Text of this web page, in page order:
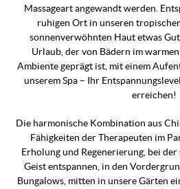
Massageart angewandt werden.
ruhigen Ort in unseren
sonnenverwöhnten Haut etwas
Urlaub, der von Bädern im
Ambiente geprägt ist, mit einem
unserem Spa – Ihr
erreichen!
Die harmonische Kombination aus
Fähigkeiten der Therapeuten im
Erholung und Regenerierung, bei
Geist entspannen, in den
Bungalows, mitten in unsere Gärten